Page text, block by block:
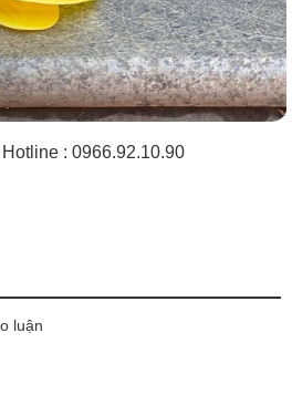
: 0966.92.10.90
luận